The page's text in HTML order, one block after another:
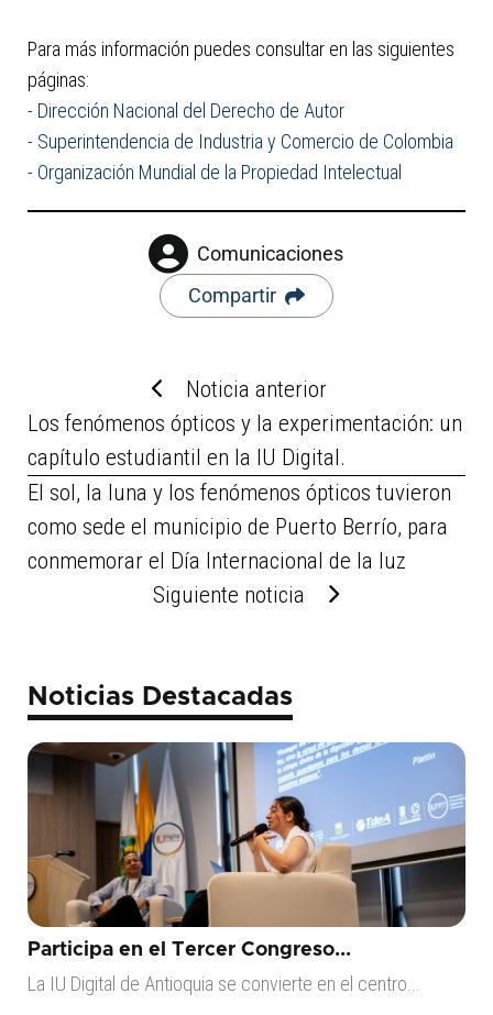
Para más información puedes consultar en las siguientes
páginas:
- Dirección Nacional del Derecho de Autor
- Superintendencia de Industria y Comercio de Colombia
- Organización Mundial de la Propiedad Intelectual
Comunicaciones
Compartir
Noticia anterior
Los fenómenos ópticos y la experimentación: un
capítulo estudiantil en la IU Digital.
El sol, la luna y los fenómenos ópticos tuvieron
como sede el municipio de Puerto Berrío, para
conmemorar el Día Internacional de la luz
Siguiente noticia
Noticias Destacadas
Participa en el Tercer Congreso...
La IU Digital de Antioquia se convierte en el centro...